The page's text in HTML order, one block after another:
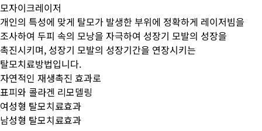
모자이크레이저
개인의 특성에 맞게 탈모가 발생한 부위에 정확하게 레이저빔을
조사하여 두피 속의 모낭을 자극하여 성장기 모발의 성장을
촉진시키며, 성장기 모발의 성장기간을 연장시키는
탈모치료방법입니다.
자연적인 재생촉진 효과로
표피와 콜라겐 리모델링
여성형 탈모치료효과
남성형 탈모치료효과